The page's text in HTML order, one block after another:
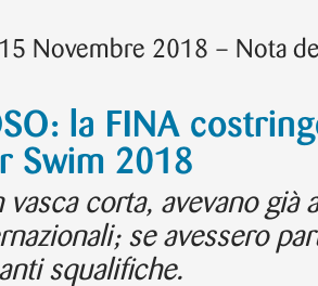
Novembre 2018 – Nota
la FINA
Swim 2018
corta, avevano già
se avessero
squalifiche.